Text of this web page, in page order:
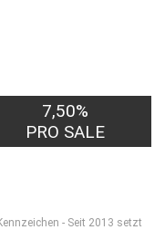
7,50%
PRO SALE
- Seit 2013 setzt